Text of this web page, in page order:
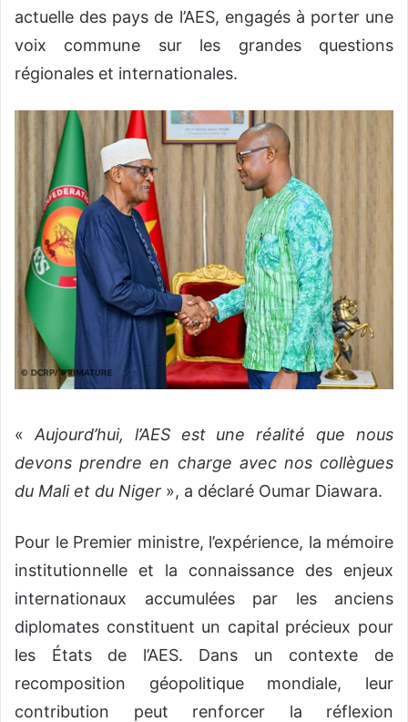
actuelle des pays de l’AES, engagés à porter une
voix commune sur les grandes questions
régionales et internationales.
‎« Aujourd’hui, l’AES est une réalité que nous
devons prendre en charge avec nos collègues
du Mali et du Niger », a déclaré Oumar Diawara.
‎‎Pour le Premier ministre, l’expérience, la mémoire
institutionnelle et la connaissance des enjeux
internationaux accumulées par les anciens
diplomates constituent un capital précieux pour
les États de l’AES. Dans un contexte de
recomposition géopolitique mondiale, leur
contribution peut renforcer la réflexion